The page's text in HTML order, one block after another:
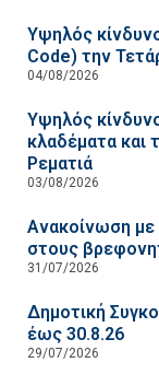
Υψηλός
Code) την
04/08/2026
Υψηλός
κλαδέματα και
Ρεματιά
03/08/2026
Ανακοίνωση
στους
31/07/2026
Δημοτική
έως 30.8.26
29/07/2026